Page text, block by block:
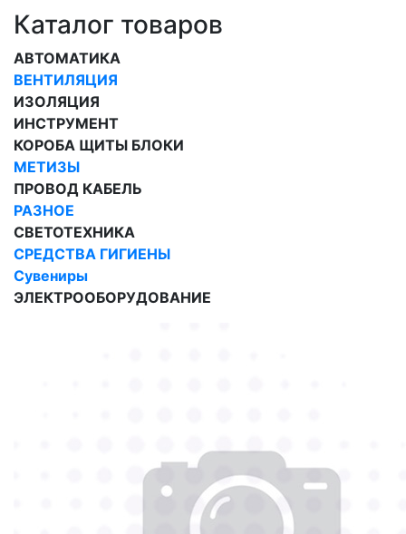
Каталог товаров
АВТОМАТИКА
ВЕНТИЛЯЦИЯ
ИЗОЛЯЦИЯ
ИНСТРУМЕНТ
КОРОБА ЩИТЫ БЛОКИ
МЕТИЗЫ
ПРОВОД КАБЕЛЬ
РАЗНОЕ
СВЕТОТЕХНИКА
СРЕДСТВА ГИГИЕНЫ
Сувениры
ЭЛЕКТРООБОРУДОВАНИЕ